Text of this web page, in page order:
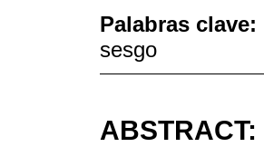
Palabras clave:
sesgo
ABSTRACT: